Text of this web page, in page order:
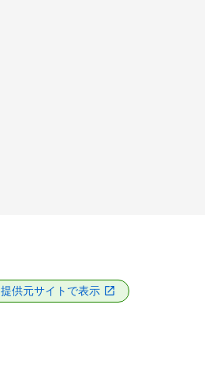
提供元サイトで表示